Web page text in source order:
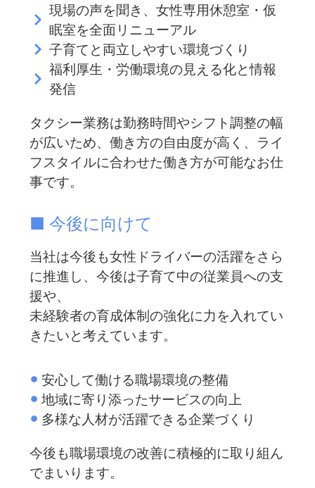
現場の声を聞き、女性専用休憩室・仮
眠室を全面リニューアル
子育てと両立しやすい環境づくり
福利厚生・労働環境の見える化と情報
発信
タクシー業務は勤務時間やシフト調整の幅
が広いため、働き方の自由度が高く、ライ
フスタイルに合わせた働き方が可能なお仕
事です。
■ 今後に向けて
当社は今後も女性ドライバーの活躍をさら
に推進し、今後は子育て中の従業員への支
援や、
未経験者の育成体制の強化に力を入れてい
きたいと考えています。
安心して働ける職場環境の整備
地域に寄り添ったサービスの向上
多様な人材が活躍できる企業づくり
今後も職場環境の改善に積極的に取り組ん
でまいります。